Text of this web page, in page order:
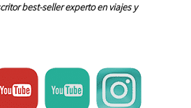
best-seller experto en viajes y